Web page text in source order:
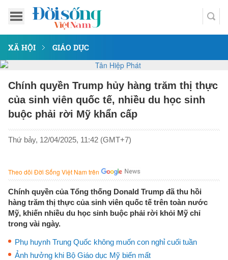
XÃ HỘI GIÁO DỤC
Chính quyền Trump hủy hàng trăm thị thực
của sinh viên quốc tế, nhiều du học sinh
buộc phải rời Mỹ khẩn cấp
Thứ bảy, 12/04/2025, 11:42 (GMT+7)
Theo dõi Đời Sống Việt Nam trên
Chính quyền của Tổng thống Donald Trump đã thu hồi
hàng trăm thị thực của sinh viên quốc tế trên toàn nước
Mỹ, khiến nhiều du học sinh buộc phải rời khỏi Mỹ chỉ
trong vài ngày.
Phụ huynh Trung Quốc không muốn con nghỉ cuối tuần
Ảnh hưởng khi Bộ Giáo dục Mỹ biến mất